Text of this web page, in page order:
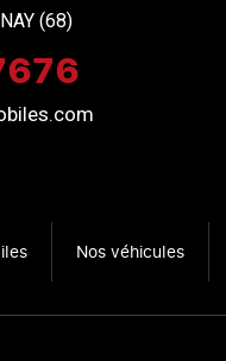
(68)
Nos véhicules